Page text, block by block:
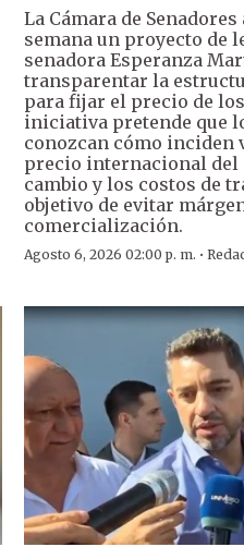
La Cámara de
semana un proyecto de
senadora Esperanza
transparentar la
para fijar el precio de
iniciativa pretende que
conozcan cómo inciden
precio internacional del
cambio y los costos de
objetivo de evitar
comercialización.
Agosto 6, 2026 02:00 p. m. ·